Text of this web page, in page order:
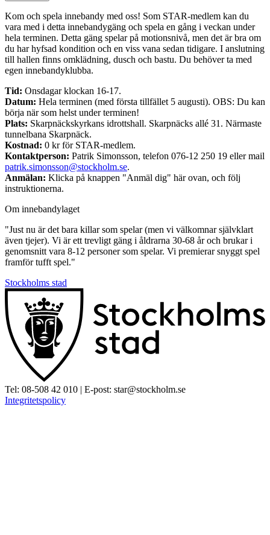
Kom och spela innebandy med oss! Som STAR-medlem kan du
vara med i detta innebandygäng och spela en gång i veckan under
hela terminen. Detta gäng spelar på motionsnivå, men det är bra om
du har hyfsad kondition och en viss vana sedan tidigare. I anslutning
till hallen finns omklädning, dusch och bastu. Du behöver ta med
egen innebandyklubba.
Tid: Onsdagar klockan 16-17.
Datum: Hela terminen (med första tillfället 5 augusti). OBS: Du kan
börja när som helst under terminen!
Plats: Skarpnäckskyrkans idrottshall. Skarpnäcks allé 31. Närmaste
tunnelbana Skarpnäck.
Kostnad: 0 kr för STAR-medlem.
Kontaktperson: Patrik Simonsson, telefon 076-12 250 19 eller mail
patrik.simonsson@stockholm.se.
Anmälan: Klicka på knappen "Anmäl dig" här ovan, och följ
instruktionerna.
Om innebandylaget
"Just nu är det bara killar som spelar (men vi välkomnar självklart
även tjejer). Vi är ett trevligt gäng i åldrarna 30-68 år och brukar i
genomsnitt vara 8-12 personer som spelar. Vi premierar snyggt spel
framför tufft spel."
Stockholms stad
Tel: 08-508 42 010 | E-post: star@stockholm.se
Integritetspolicy